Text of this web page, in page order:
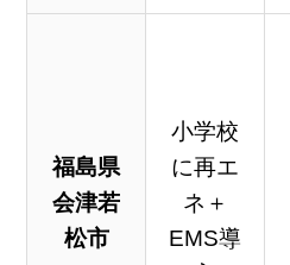
福島県
会津若
松市
小学校
に再エ
ネ＋
EMS導